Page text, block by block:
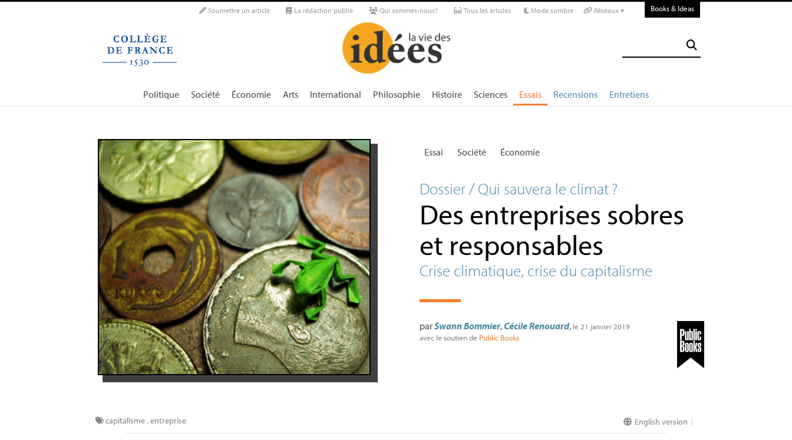
Soumettre un article La rédaction publie Qui sommes-nous? Tous les articles Mode sombre Réseaux ▾ Books & Ideas
Politique Société Économie Arts International Philosophie Histoire Sciences Essais Recensions Entretiens
Essai Société Économie
Dossier / Qui sauvera le climat?
Des entreprises sobres
et responsables
Crise climatique, crise du capitalisme
parSwann Bommier,Cécile Renouard, le 21 janvier 2019
avec le soutien de Public Books
English version |
capitalisme,entreprise